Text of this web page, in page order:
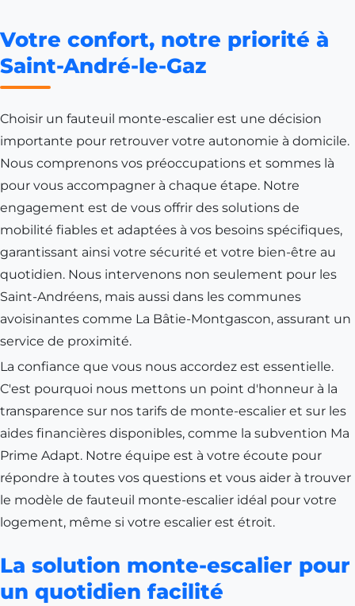
Votre confort, notre priorité à
Saint-André-le-Gaz
Choisir un fauteuil monte-escalier est une décision
importante pour retrouver votre autonomie à domicile.
Nous comprenons vos préoccupations et sommes là
pour vous accompagner à chaque étape. Notre
engagement est de vous offrir des solutions de
mobilité fiables et adaptées à vos besoins spécifiques,
garantissant ainsi votre sécurité et votre bien-être au
quotidien. Nous intervenons non seulement pour les
Saint-Andréens, mais aussi dans les communes
avoisinantes comme La Bâtie-Montgascon, assurant un
service de proximité.
La confiance que vous nous accordez est essentielle.
C'est pourquoi nous mettons un point d'honneur à la
transparence sur nos tarifs de monte-escalier et sur les
aides financières disponibles, comme la subvention Ma
Prime Adapt. Notre équipe est à votre écoute pour
répondre à toutes vos questions et vous aider à trouver
le modèle de fauteuil monte-escalier idéal pour votre
logement, même si votre escalier est étroit.
La solution monte-escalier pour
un quotidien facilité